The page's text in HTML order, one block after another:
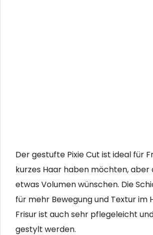
Der gestufte Pixie Cut ist ideal für
kurzes Haar haben möchten, aber
etwas Volumen wünschen. Die
für mehr Bewegung und Textur im
Frisur ist auch sehr pflegeleicht
gestylt werden.